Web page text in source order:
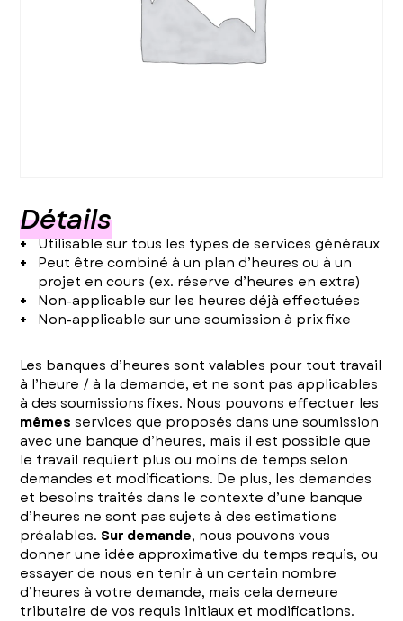
Détails
Utilisable sur tous les types de services généraux
Peut être combiné à un plan d’heures ou à un
projet en cours (ex. réserve d’heures en extra)
Non-applicable sur les heures déjà effectuées
Non-applicable sur une soumission à prix fixe
Les banques d’heures sont valables pour tout travail
à l’heure / à la demande, et ne sont pas applicables
à des soumissions fixes. Nous pouvons effectuer les
mêmes services que proposés dans une soumission
avec une banque d’heures, mais il est possible que
le travail requiert plus ou moins de temps selon
demandes et modifications. De plus, les demandes
et besoins traités dans le contexte d’une banque
d’heures ne sont pas sujets à des estimations
préalables. Sur demande, nous pouvons vous
donner une idée approximative du temps requis, ou
essayer de nous en tenir à un certain nombre
d’heures à votre demande, mais cela demeure
tributaire de vos requis initiaux et modifications.